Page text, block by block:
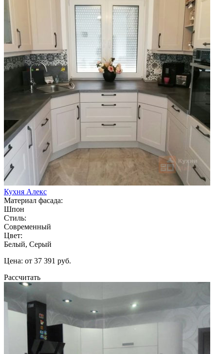
Кухня Алекс
Материал фасада:
Шпон
Стиль:
Современный
Цвет:
Белый, Серый
Цена: от 37 391 руб.
Рассчитать